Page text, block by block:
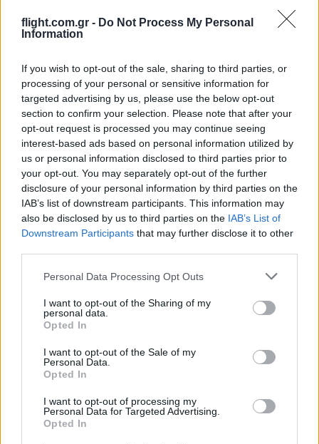
flight.com.gr - Do Not Process My Personal
Information
If you wish to opt-out of the sale, sharing to third parties, or
processing of your personal or sensitive information for
targeted advertising by us, please use the below opt-out
section to confirm your selection. Please note that after your
opt-out request is processed you may continue seeing
interest-based ads based on personal information utilized by
us or personal information disclosed to third parties prior to
your opt-out. You may separately opt-out of the further
disclosure of your personal information by third parties on the
IAB’s list of downstream participants. This information may
also be disclosed by us to third parties on the IAB’s List of
Downstream Participants that may further disclose it to other
Please note that this website/app uses one or more Google
not limited to your visit or usage behaviour. You may click to
grant or deny consent to Google and its third-party tags to
use your data for below specified purposes in below Google
consent section.
Personal Data Processing Opt Outs
I want to opt-out of the Sharing of my
personal data.
Opted In
I want to opt-out of the Sale of my
Personal Data.
Opted In
I want to opt-out of processing my
Personal Data for Targeted Advertising.
Opted In
Ακολουθήστε τοΠΤΗΣΗστοGoogle News
και μάθετε πρώτοι όλες τις ειδήσεις.
Τα άρθρα που δημοσιεύονται στο flight.com.gr εκφράζουν
τους συντάκτες τους κι όχι απαραίτητα τον ιστότοπο.
Απαγορεύεται η αναδημοσίευση χωρίς γραπτή έγκριση. Σε
αντίθετη περίπτωση θα λαμβάνονται νομικά μέτρα. Ο
ιστότοπος διατηρεί το δικαίωμα ελέγχου των σχολίων, τα